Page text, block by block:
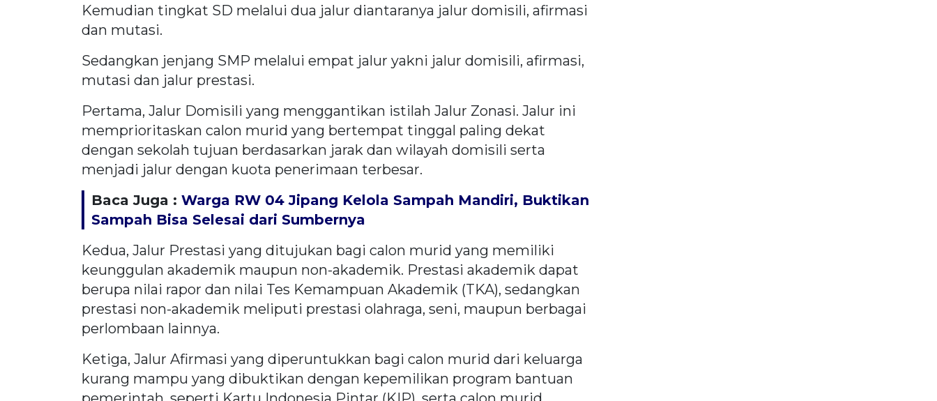
Kemudian tingkat SD melalui dua jalur diantaranya jalur domisili, afirmasi
dan mutasi.
Sedangkan jenjang SMP melalui empat jalur yakni jalur domisili, afirmasi,
mutasi dan jalur prestasi.
Pertama, Jalur Domisili yang menggantikan istilah Jalur Zonasi. Jalur ini
memprioritaskan calon murid yang bertempat tinggal paling dekat
dengan sekolah tujuan berdasarkan jarak dan wilayah domisili serta
menjadi jalur dengan kuota penerimaan terbesar.
Baca Juga : Warga RW 04 Jipang Kelola Sampah Mandiri, Buktikan
Sampah Bisa Selesai dari Sumbernya
Kedua, Jalur Prestasi yang ditujukan bagi calon murid yang memiliki
keunggulan akademik maupun non-akademik. Prestasi akademik dapat
berupa nilai rapor dan nilai Tes Kemampuan Akademik (TKA), sedangkan
prestasi non-akademik meliputi prestasi olahraga, seni, maupun berbagai
perlombaan lainnya.
Ketiga, Jalur Afirmasi yang diperuntukkan bagi calon murid dari keluarga
kurang mampu yang dibuktikan dengan kepemilikan program bantuan